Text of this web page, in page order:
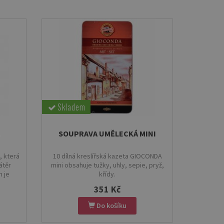
která
je
Skladem
SOUPRAVA UMĚLECKÁ MINI
10 dílná kreslířská kazeta GIOCONDA
mini obsahuje tužky, uhly, sepie, pryž,
křídy.
351 Kč
Do košíku